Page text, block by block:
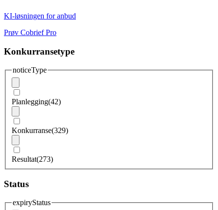
KI-løsningen for anbud
Prøv Cobrief Pro
Konkurransetype
noticeType
Planlegging(42)
Konkurranse(329)
Resultat(273)
Status
expiryStatus